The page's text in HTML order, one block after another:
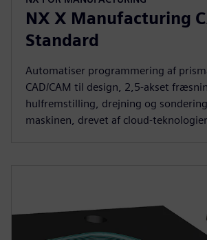
NX X Manufacturing
Standard
Automatiser programmering af
CAD/CAM til design, 2,5-akset
hulfremstilling, drejning og
maskinen, drevet af cloud-